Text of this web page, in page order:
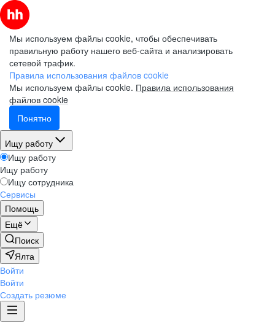
Мы используем файлы cookie, чтобы обеспечивать
правильную работу нашего веб-сайта и анализировать
сетевой трафик.
Правила использования файлов cookie
Мы используем файлы cookie. Правила использования
файлов cookie
Понятно
Ищу работу
Ищу работу
Ищу работу
Ищу сотрудника
Сервисы
Помощь
Ещё
Поиск
Ялта
Войти
Войти
Создать резюме